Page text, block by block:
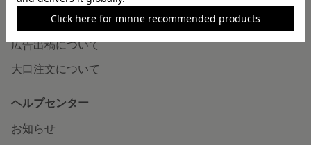
企業の方へ
広告出稿について
大口注文について
ヘルプセンター
お知らせ